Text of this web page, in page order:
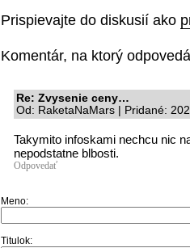
Prispievajte do diskusií ako
Komentár, na ktorý
Re: Zvysenie ceny…
Od: RaketaNaMars | Pridané:
Takymito infoskami nechcu nic
nepodstatne blbosti.
Odpovedať
Meno:
Titulok: